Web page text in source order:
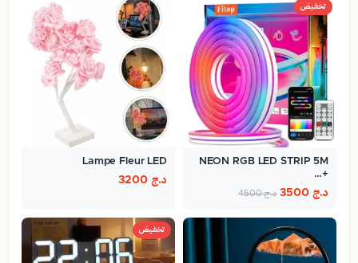
تخفيض
NEON RGB LED STRIP 5M
+…
د.ج د.ج4500
Lampe Fleur LED
د.ج
تخفيض